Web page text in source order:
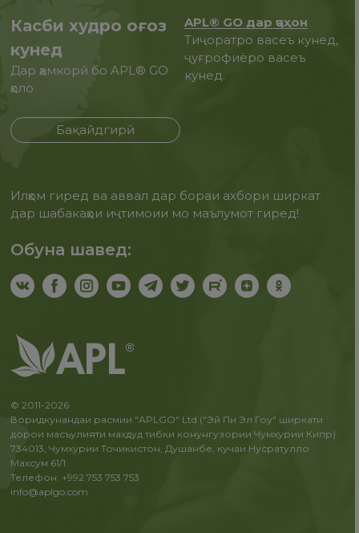
Касби худро оғоз
кунед
Дар ҳамкорӣ бо APL® GO
ҳоло
Бақайдгирӣ
APL® GO дар ҷаҳон
Тиҷоратро васеъ кунед,
ҷуғрофиёро васеъ
кунед.
Илҳом гиред ва аввал дар бораи ахбори ширкат
дар шабакаҳои иҷтимоии мо маълумот гиред!
Обуна шавед:
© 2011-2026
Воридкунандаи расмии "APLGO" Ltd ("Эй Пи Эл Гоу" ширкати
дорои масъулияти махдуд тибки конунгузории Чумхурии Кипр)
734013, Чумхурии Точикистон, Душанбе, кучаи Нусратулло
Махсум 61/1.
Телефон: +992 753 753 753
info@aplgo.com